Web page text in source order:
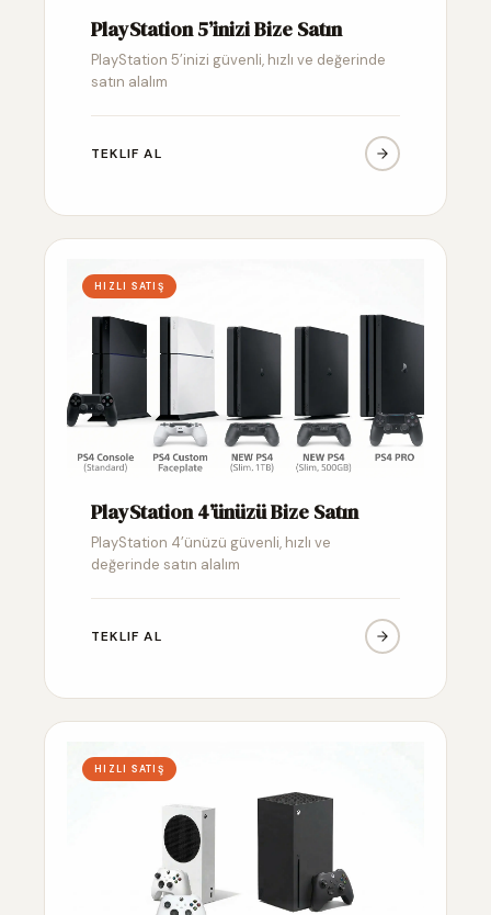
PlayStation 5’inizi Bize Satın
PlayStation 5’inizi güvenli, hızlı ve değerinde
satın alalım
TEKLIF AL
HIZLI SATIŞ
PlayStation 4’ünüzü Bize Satın
PlayStation 4’ünüzü güvenli, hızlı ve
değerinde satın alalım
TEKLIF AL
HIZLI SATIŞ